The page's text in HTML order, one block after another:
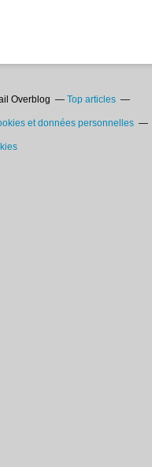
Overblog Top articles
et données personnelles